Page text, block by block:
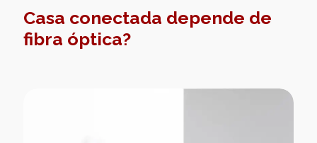
Casa conectada depende de
fibra óptica?